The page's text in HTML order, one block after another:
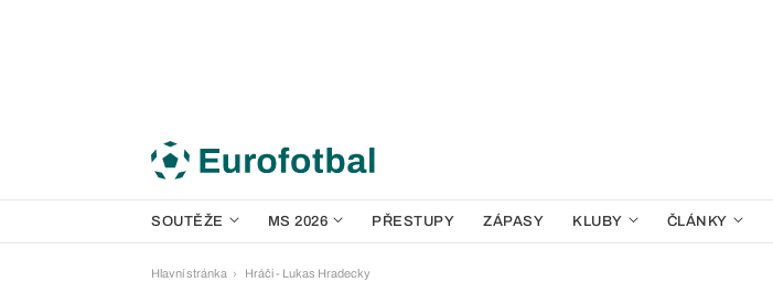
SOUTĚŽE MS 2026 PŘESTUPY ZÁPASY KLUBY ČLÁNKY
Hlavní stránka Hráči - Lukas Hradecky